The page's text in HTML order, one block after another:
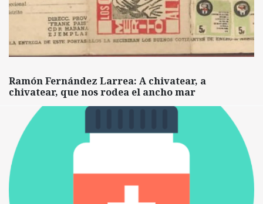
Ramón Fernández Larrea: A chivatear, a
chivatear, que nos rodea el ancho mar